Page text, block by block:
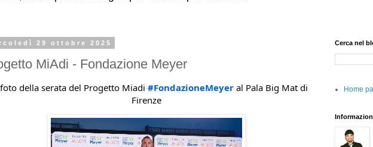
29 ottobre 2025
MiAdi - Fondazione Meyer
della serata del Progetto Miadi #FondazioneMeyeral Pala Big Mat di
Firenze
Cerca nel
Home